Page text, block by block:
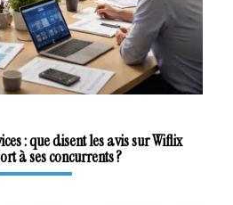
: que disent les avis sur Wiflix
à ses concurrents ?